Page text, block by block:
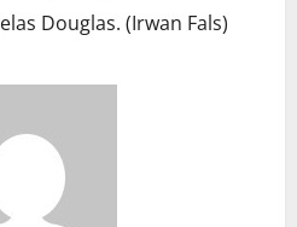
Douglas. (Irwan Fals)